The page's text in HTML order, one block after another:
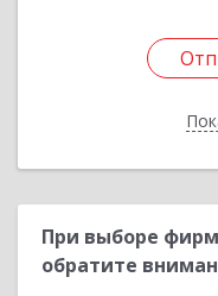
При выборе
обратите